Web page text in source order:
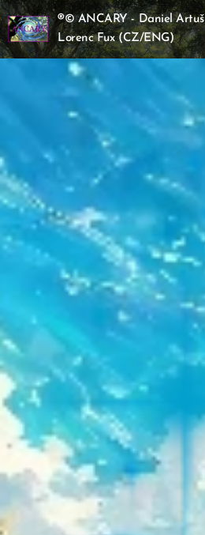
®© ANCARY - Daniel Artuš
Lorenc Fux (CZ/ENG)